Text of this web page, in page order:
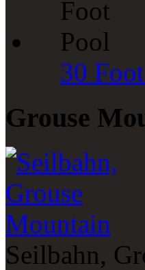
30
Grouse
Seilbahn,